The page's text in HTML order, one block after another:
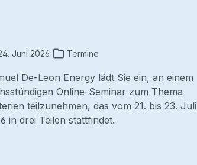
Juni 2026 Termine
De-Leon Energy lädt Sie ein, an einem
Online-Seminar zum Thema
teilzunehmen, das vom 21. bis 23. Juli
in drei Teilen stattfindet.